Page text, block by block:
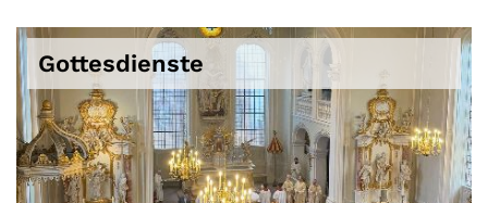
Gottesdienste